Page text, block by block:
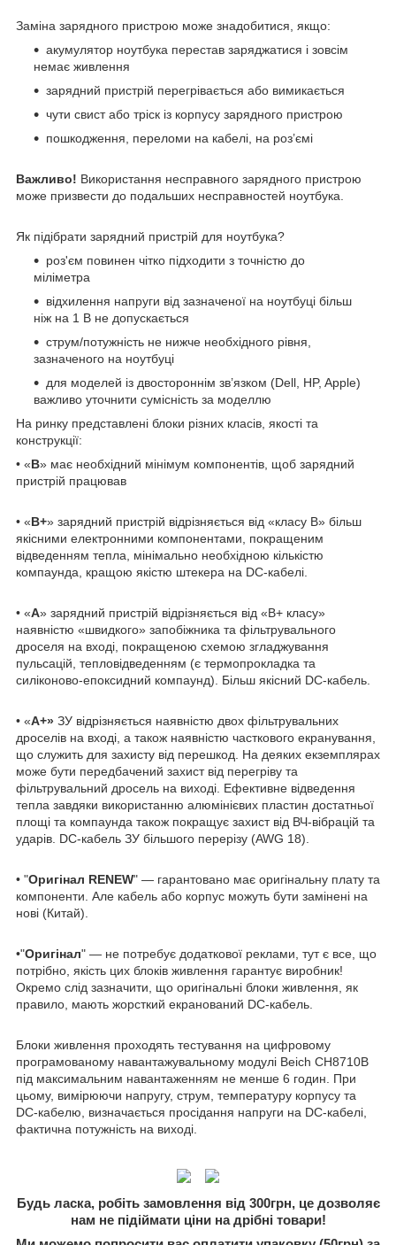
Заміна зарядного пристрою може знадобитися, якщо:
акумулятор ноутбука перестав заряджатися і зовсім
немає живлення
зарядний пристрій перегрівається або вимикається
чути свист або тріск із корпусу зарядного пристрою
пошкодження, переломи на кабелі, на роз’ємі
Важливо! Використання несправного зарядного пристрою
може призвести до подальших несправностей ноутбука.
Як підібрати зарядний пристрій для ноутбука?
роз'єм повинен чітко підходити з точністю до
міліметра
відхилення напруги від зазначеної на ноутбуці більш
ніж на 1 В не допускається
струм/потужність не нижче необхідного рівня,
зазначеного на ноутбуці
для моделей із двостороннім зв’язком (Dell, HP, Apple)
важливо уточнити сумісність за моделлю
На ринку представлені блоки різних класів, якості та
конструкції:
• «B» має необхідний мінімум компонентів, щоб зарядний
пристрій працював
• «B+» зарядний пристрій відрізняється від «класу B» більш
якісними електронними компонентами, покращеним
відведенням тепла, мінімально необхідною кількістю
компаунда, кращою якістю штекера на DC-кабелі.
• «А» зарядний пристрій відрізняється від «В+ класу»
наявністю «швидкого» запобіжника та фільтрувального
дроселя на вході, покращеною схемою згладжування
пульсацій, тепловідведенням (є термопрокладка та
силіконово-епоксидний компаунд). Більш якісний DC-кабель.
• «А+» ЗУ відрізняється наявністю двох фільтрувальних
дроселів на вході, а також наявністю часткового екранування,
що служить для захисту від перешкод. На деяких екземплярах
може бути передбачений захист від перегріву та
фільтрувальний дросель на виході. Ефективне відведення
тепла завдяки використанню алюмінієвих пластин достатньої
площі та компаунда також покращує захист від ВЧ-вібрацій та
ударів. DC-кабель ЗУ більшого перерізу (AWG 18).
• "Оригінал RENEW" — гарантовано має оригінальну плату та
компоненти. Але кабель або корпус можуть бути замінені на
нові (Китай).
•"Оригінал" — не потребує додаткової реклами, тут є все, що
потрібно, якість цих блоків живлення гарантує виробник!
Окремо слід зазначити, що оригінальні блоки живлення, як
правило, мають жорсткий екранований DC-кабель.
Блоки живлення проходять тестування на цифровому
програмованому навантажувальному модулі Beich CH8710B
під максимальним навантаженням не менше 6 годин. При
цьому, вимірюючи напругу, струм, температуру корпусу та
DC-кабелю, визначається просідання напруги на DC-кабелі,
фактична потужність на виході.
Будь ласка, робіть замовлення від 300грн, це дозволяє
нам не підіймати ціни на дрібні товари!